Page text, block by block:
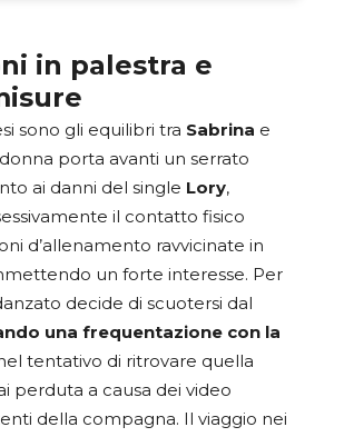
in palestra e
sono gli equilibri tra Sabrina e
donna porta avanti un serrato
ai danni del single Lory,
il contatto fisico
d’allenamento ravvicinate in
un forte interesse. Per
decide di scuotersi dal
una frequentazione con la
tentativo di ritrovare quella
perduta a causa dei video
della compagna. Il viaggio nei